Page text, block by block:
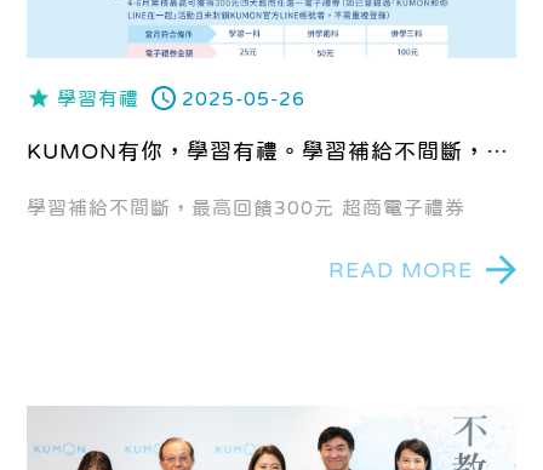
學習有禮 2025-05-26
KUMON有你，學習有禮。學習補給不間斷，最
學習補給不間斷，最高回饋300元 超商電子禮券
READ MORE